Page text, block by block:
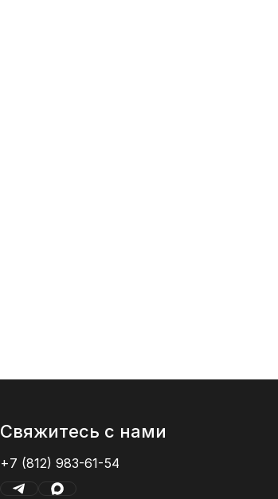
Свяжитесь с нами
+7 (812) 983-61-54